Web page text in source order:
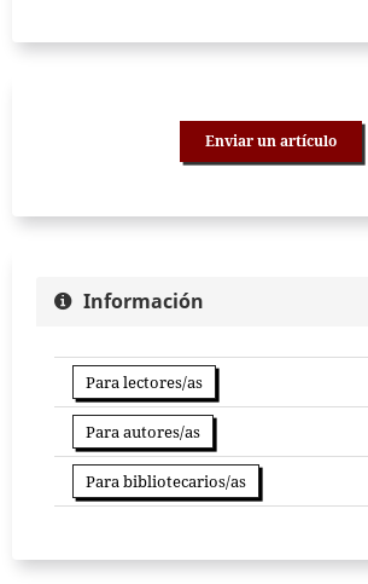
Enviar un artículo
Información
Para lectores/as
Para autores/as
Para bibliotecarios/as